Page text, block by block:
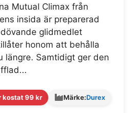
Mutual Climax från
insida är preparerad
glidmedlet
honom att behålla
längre. Samtidigt ger den
kostat 99 kr Märke:Durex